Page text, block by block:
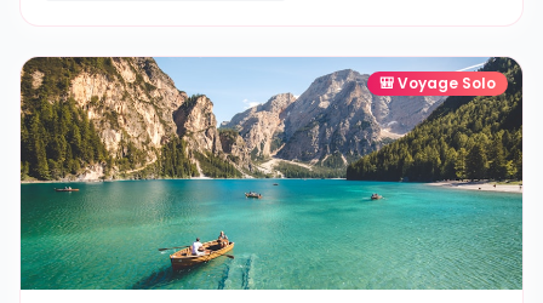
🎒Voyage Solo